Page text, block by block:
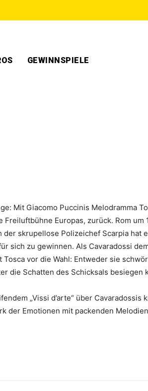
GEWINNSPIELE
Mit Giacomo Puccinis Melodramma
Europas, zurück. Rom um
skrupellose Polizeichef Scarpia hat
sich zu gewinnen. Als Cavaradossi
vor die Wahl: Entweder sie
die Schatten des Schicksals besiegen
„Vissi d’arte“ über Cavaradossis
der Emotionen mit packenden